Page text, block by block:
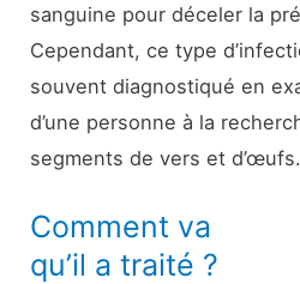
sanguine pour déceler la
Cependant, ce type
souvent diagnostiqué en
d’une personne à la
segments de vers et d’œufs.
Comment va
qu’il a traité ?